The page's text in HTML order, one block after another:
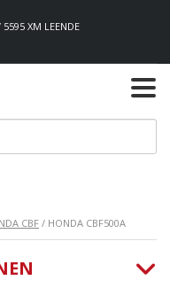
5595 XM LEENDE
CBF / HONDA CBF500A